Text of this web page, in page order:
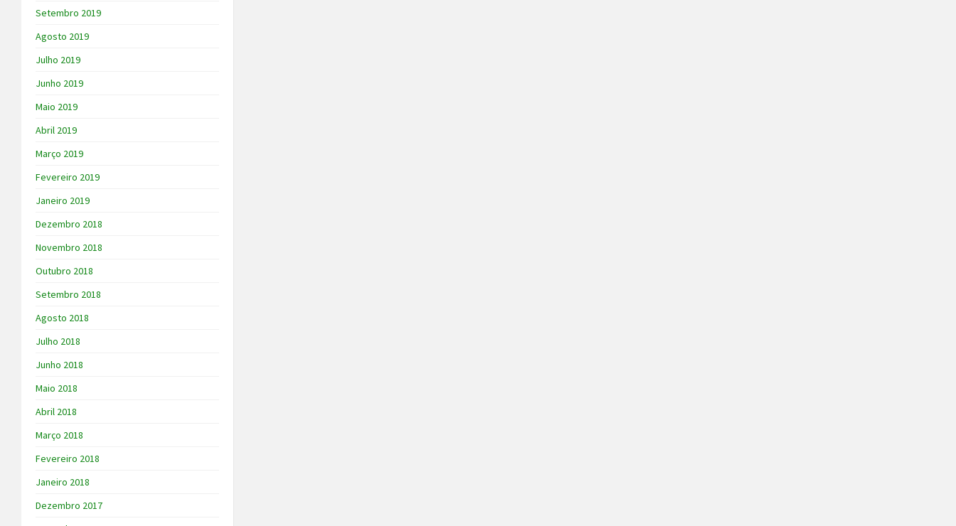
Setembro 2019
Agosto 2019
Julho 2019
Junho 2019
Maio 2019
Abril 2019
Março 2019
Fevereiro 2019
Janeiro 2019
Dezembro 2018
Novembro 2018
Outubro 2018
Setembro 2018
Agosto 2018
Julho 2018
Junho 2018
Maio 2018
Abril 2018
Março 2018
Fevereiro 2018
Janeiro 2018
Dezembro 2017